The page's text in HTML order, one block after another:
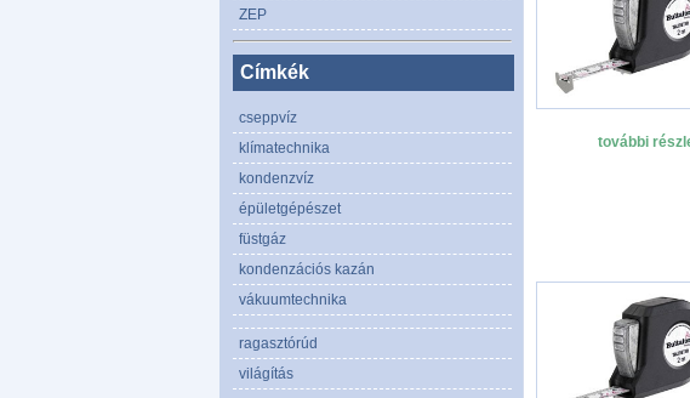
további
ZEP
Címkék
cseppvíz
klímatechnika
kondenzvíz
épületgépészet
füstgáz
kondenzációs kazán
vákuumtechnika
ragasztórúd
világítás